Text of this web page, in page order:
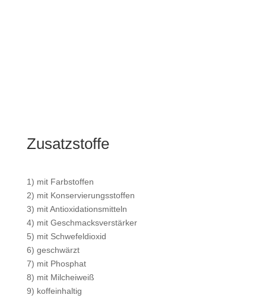
Zusatzstoffe
1) mit Farbstoffen
2) mit Konservierungsstoffen
3) mit Antioxidationsmitteln
4) mit Geschmacksverstärker
5) mit Schwefeldioxid
6) geschwärzt
7) mit Phosphat
8) mit Milcheiweiß
9) koffeinhaltig